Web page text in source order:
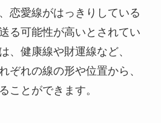
恋愛線がはっきりしている
る可能性が高いとされてい
、健康線や財運線など、
ぞれの線の形や位置から、
ことができます。